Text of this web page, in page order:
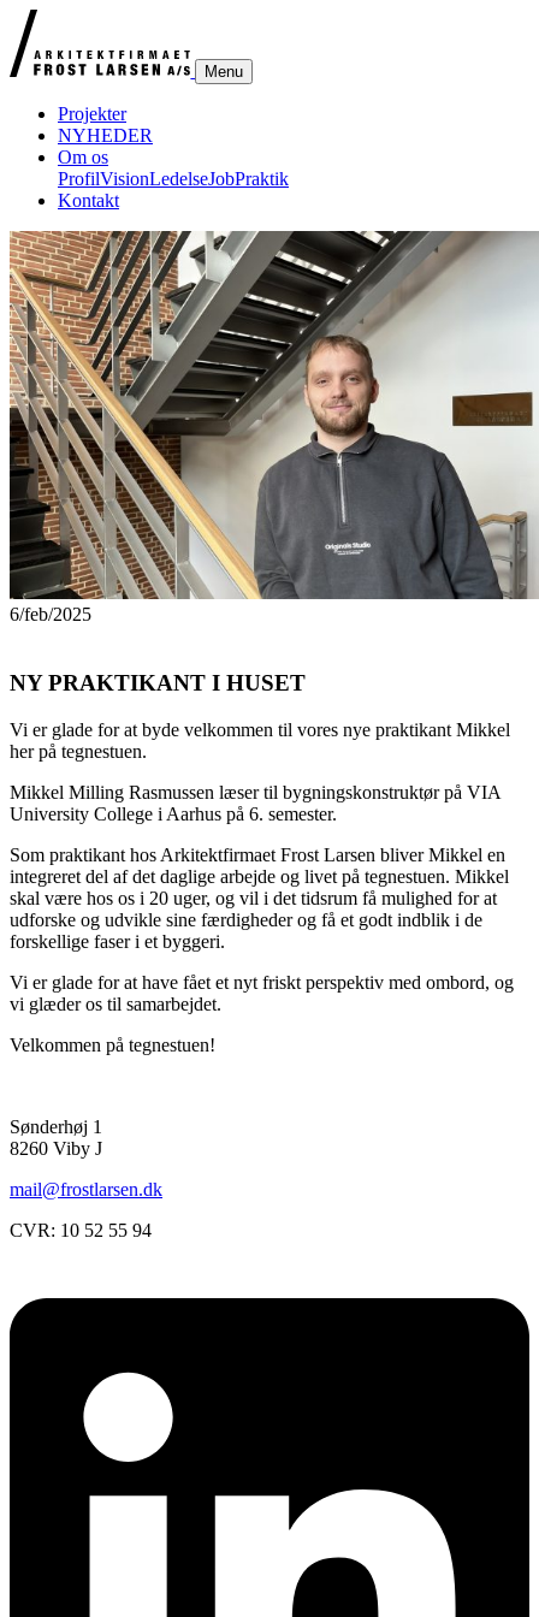
Menu
Projekter
NYHEDER
Om os
ProfilVisionLedelseJobPraktik
Kontakt
6/feb/2025
NY PRAKTIKANT I HUSET
Vi er glade for at byde velkommen til vores nye praktikant Mikkel
her på tegnestuen.
Mikkel Milling Rasmussen læser til bygningskonstruktør på VIA
University College i Aarhus på 6. semester.
Som praktikant hos Arkitektfirmaet Frost Larsen bliver Mikkel en
integreret del af det daglige arbejde og livet på tegnestuen. Mikkel
skal være hos os i 20 uger, og vil i det tidsrum få mulighed for at
udforske og udvikle sine færdigheder og få et godt indblik i de
forskellige faser i et byggeri.
Vi er glade for at have fået et nyt friskt perspektiv med ombord, og
vi glæder os til samarbejdet.
Velkommen på tegnestuen!
Sønderhøj 1
8260 Viby J
mail@frostlarsen.dk
CVR: 10 52 55 94